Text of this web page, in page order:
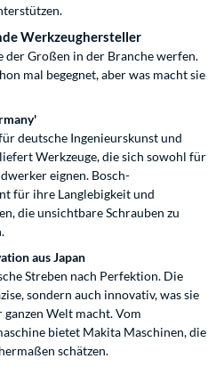
Werkzeughersteller
der Großen in der Branche werfen.
mal begegnet, aber was macht sie
deutsche Ingenieurskunst und
Werkzeuge, die sich sowohl für
eignen. Bosch-
für ihre Langlebigkeit und
die unsichtbare Schrauben zu
aus Japan
Streben nach Perfektion. Die
sondern auch innovativ, was sie
Welt macht. Vom
bietet Makita Maschinen, die
schätzen.